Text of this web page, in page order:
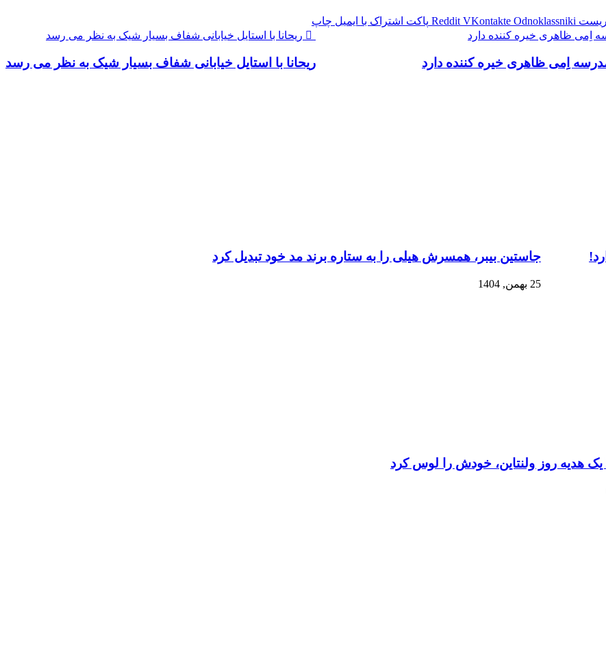
Reddit VKontakte Odnoklassniki پاکت اشتراک با ایمیل چاپ
اِمی ظاهری خیره کننده دارد
اِمی ظاهری خیره کننده دارد
ریحانا با استایل خیابانی شفاف بسیار شیک به نظر می رسد
ریحانا با استایل خیابانی شفاف بسیار شیک به نظر می رسد
جاستین بیبر، همسرش هیلی را به ستاره برند مد خود تبدیل کرد
25 بهمن, 1404
یک هدیه روز ولنتاین، خودش را لوس کرد